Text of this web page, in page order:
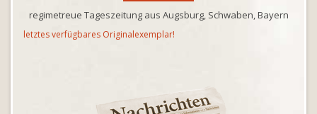
regimetreue Tageszeitung aus Augsburg, Schwaben, Bayern
letztes verfügbares Originalexemplar!